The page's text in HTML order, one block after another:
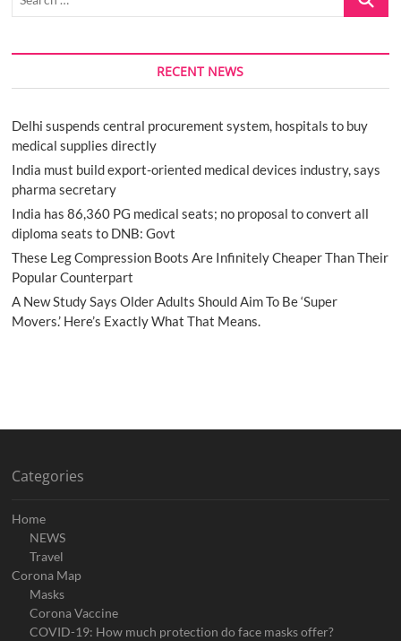
RECENT NEWS
Delhi suspends central procurement system, hospitals to buy
medical supplies directly
India must build export-oriented medical devices industry, says
pharma secretary
India has 86,360 PG medical seats; no proposal to convert all
diploma seats to DNB: Govt
These Leg Compression Boots Are Infinitely Cheaper Than Their
Popular Counterpart
A New Study Says Older Adults Should Aim To Be ‘Super
Movers.’ Here’s Exactly What That Means.
Categories
Home
NEWS
Travel
Corona Map
Masks
Corona Vaccine
COVID-19: How much protection do face masks offer?